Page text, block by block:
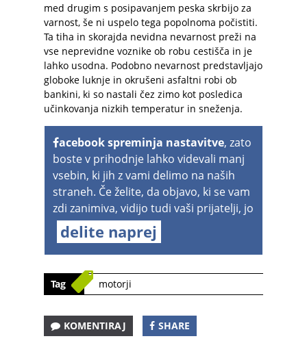
med drugim s posipavanjem peska skrbijo za
varnost, še ni uspelo tega popolnoma počistiti.
Ta tiha in skorajda nevidna nevarnost preži na
vse neprevidne voznike ob robu cestišča in je
lahko usodna. Podobno nevarnost predstavljajo
globoke luknje in okrušeni asfaltni robi ob
bankini, ki so nastali čez zimo kot posledica
učinkovanja nizkih temperatur in sneženja.
acebook spreminja nastavitve, zato
boste v prihodnje lahko videvali manj
vsebin, ki jih z vami delimo na naših
straneh. Če želite, da objavo, ki se vam
zdi zanimiva, vidijo tudi vaši prijatelji, jo
delite naprej
Tag motorji
KOMENTIRAJ SHARE